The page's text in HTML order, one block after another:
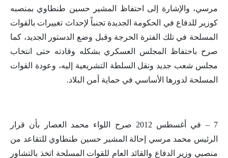
مرسي، والإشارة إلى احتفاظ المشير حسين طنطاوي بمنصبه
كوزير للدفاع في الحكومة الجديدة تجنباً لإحداث تغييرات بالقوات
المسلحة في تلك الفترة الحرجة وقبل وضع الدستور الجديد، كما
صرح باحتفاظ المجلس العسكري بشكله وقادته حتى انتخاب
مجلس شعب جديد ونقل السلطة التشريعية إليه، وعودة القوات
المسلحة لدورها الأساسي في حماية أمن البلاد.
7 – في أغسطس 2012 صرح اللواء محمد العصار بأن قرار
الرئيس محمد مرسي إحالة المشير حسين طنطاوي للتقاعد من
منصبي وزير الدفاع والقائد العام للقوات المسلحة اتخذ بالتشاور